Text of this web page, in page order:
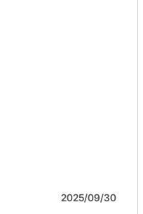
2025/09/30